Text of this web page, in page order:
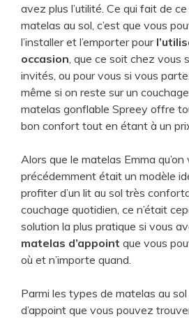
avez plus l’utilité. Ce qui fait de
matelas au sol, c’est que vous
l’installer et l’emporter pour
occasion, que ce soit chez vous
invités, ou pour vous si vous
même si on reste sur un
matelas gonflable Spreey offre
bon confort tout en étant à un
Alors que le matelas Emma
précédemment était un modèle
profiter d’un lit au sol très
couchage quotidien, ce n’était
solution la plus pratique si vous
matelas d’appoint que vous
où et n’importe quand.
Parmi les types de matelas au
d’appoint que vous pouvez